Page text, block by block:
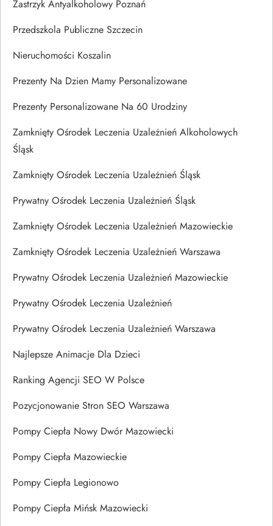
Zastrzyk Antyalkoholowy Poznań
Przedszkola Publiczne Szczecin
Nieruchomości Koszalin
Prezenty Na Dzien Mamy Personalizowane
Prezenty Personalizowane Na 60 Urodziny
Zamknięty Ośrodek Leczenia Uzależnień Alkoholowych
Śląsk
Zamknięty Ośrodek Leczenia Uzależnień Śląsk
Prywatny Ośrodek Leczenia Uzależnień Śląsk
Zamknięty Ośrodek Leczenia Uzależnień Mazowieckie
Zamknięty Ośrodek Leczenia Uzależnień Warszawa
Prywatny Ośrodek Leczenia Uzależnień Mazowieckie
Prywatny Ośrodek Leczenia Uzależnień
Prywatny Ośrodek Leczenia Uzależnień Warszawa
Najlepsze Animacje Dla Dzieci
Ranking Agencji SEO W Polsce
Pozycjonowanie Stron SEO Warszawa
Pompy Ciepła Nowy Dwór Mazowiecki
Pompy Ciepła Mazowieckie
Pompy Ciepła Legionowo
Pompy Ciepła Mińsk Mazowiecki